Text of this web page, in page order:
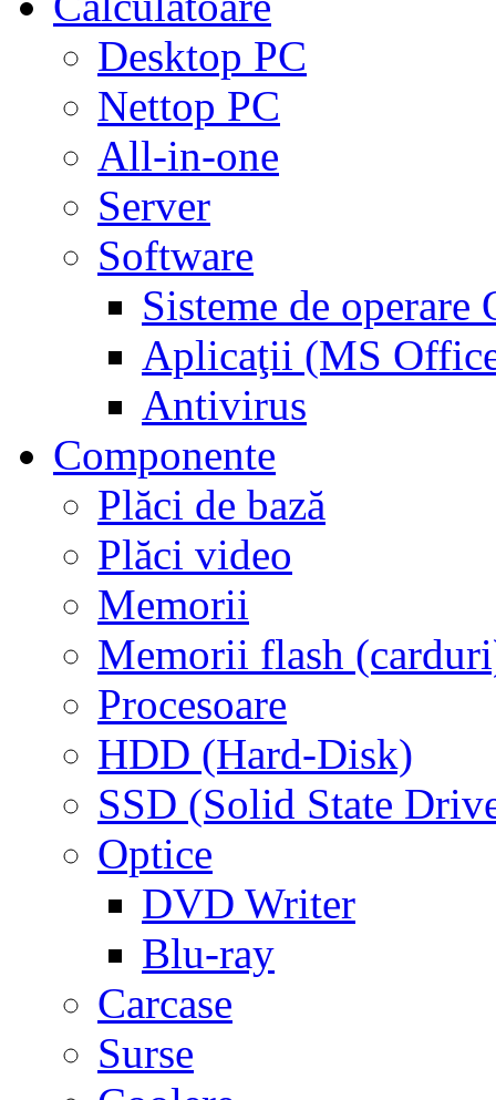
Desktop PC
Nettop PC
All-in-one
Server
Software
Sisteme de operare
Aplicaţii (MS
Antivirus
Componente
Plăci de bază
Plăci video
Memorii
Memorii flash
Procesoare
HDD (Hard-Disk)
SSD (Solid State
Optice
DVD Writer
Blu-ray
Carcase
Surse